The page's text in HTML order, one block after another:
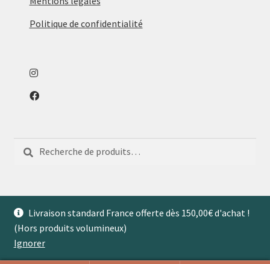
Livraison standard France offerte dès 150,00€ d'achat !
(Hors produits volumineux)
Ignorer
Politique de confidentialité
Recherche
pour :
Recherche
© Aventures de Maison 2026